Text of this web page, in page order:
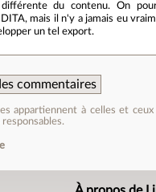
du contenu. On
mais il n'y a jamais eu
un tel export.
commentaires
appartiennent à celles et
responsables.